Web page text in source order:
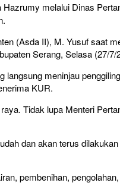
melalui Dinas
(Asda II), M. Yusuf saat
Serang, Selasa (27/7/
meninjau
KUR.
Tidak lupa Menteri
dan akan terus
pembenihan,